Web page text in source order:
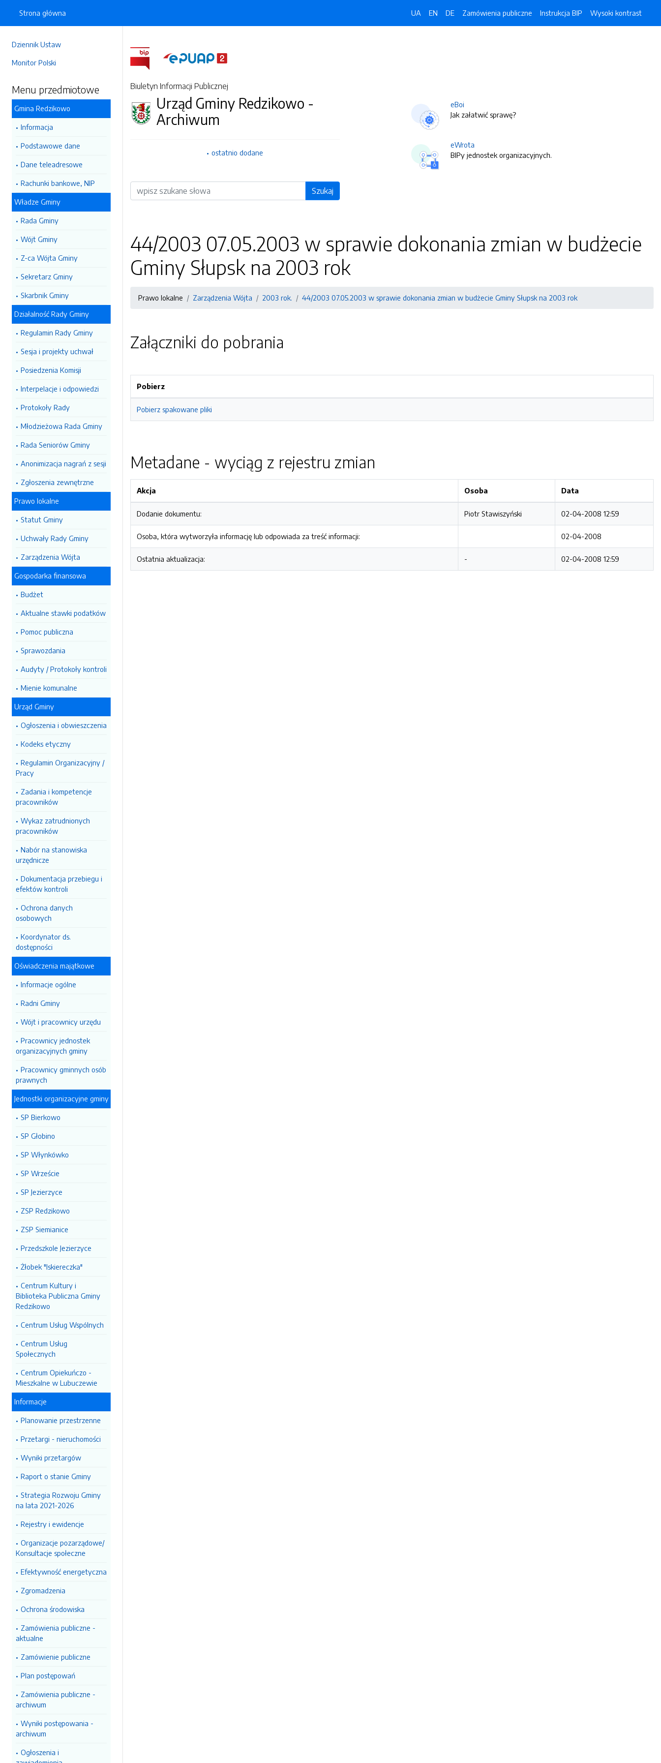
Dziennik Ustaw
Monitor Polski
Menu przedmiotowe
Gmina Redzikowo
Informacja
Podstawowe dane
Dane teleadresowe
Rachunki bankowe, NIP
Władze Gminy
Rada Gminy
Wójt Gminy
Z-ca Wójta Gminy
Sekretarz Gminy
Skarbnik Gminy
Działalność Rady Gminy
Regulamin Rady Gminy
Sesja i projekty uchwał
Posiedzenia Komisji
Interpelacje i odpowiedzi
Protokoły Rady
Młodzieżowa Rada Gminy
Rada Seniorów Gminy
Anonimizacja nagrań z sesji
Zgłoszenia zewnętrzne
Prawo lokalne
Statut Gminy
Uchwały Rady Gminy
Zarządzenia Wójta
Gospodarka finansowa
Budżet
Aktualne stawki podatków
Pomoc publiczna
Sprawozdania
Audyty / Protokoły kontroli
Mienie komunalne
Urząd Gminy
Ogłoszenia i obwieszczenia
Kodeks etyczny
Regulamin Organizacyjny /
Pracy
Zadania i kompetencje
pracowników
Wykaz zatrudnionych
pracowników
Nabór na stanowiska
urzędnicze
Dokumentacja przebiegu i
efektów kontroli
Ochrona danych
osobowych
Koordynator ds.
dostępności
Oświadczenia majątkowe
Informacje ogólne
Radni Gminy
Wójt i pracownicy urzędu
Pracownicy jednostek
organizacyjnych gminy
Pracownicy gminnych osób
prawnych
Jednostki organizacyjne gminy
SP Bierkowo
SP Głobino
SP Włynkówko
SP Wrzeście
SP Jezierzyce
ZSP Redzikowo
ZSP Siemianice
Przedszkole Jezierzyce
Żłobek "Iskiereczka"
Centrum Kultury i
Biblioteka Publiczna Gminy
Redzikowo
Centrum Usług Wspólnych
Centrum Usług
Społecznych
Centrum Opiekuńczo -
Mieszkalne w Lubuczewie
Informacje
Planowanie przestrzenne
Przetargi - nieruchomości
Wyniki przetargów
Raport o stanie Gminy
Strategia Rozwoju Gminy
na lata 2021-2026
Rejestry i ewidencje
Organizacje pozarządowe/
Konsultacje społeczne
Efektywność energetyczna
Zgromadzenia
Ochrona środowiska
Zamówienia publiczne -
aktualne
Zamówienie publiczne
Plan postępowań
Zamówienia publiczne -
archiwum
Wyniki postępowania -
archiwum
Ogłoszenia i
Strona główna UA EN DE Zamówienia publiczne Instrukcja BIP Wysoki kontrast
Biuletyn Informacji Publicznej
Urząd Gminy Redzikowo -
Archiwum
ostatnio dodane
Wyszukiwarka Szukaj
eBoi
Jak załatwić sprawę?
eWrota
BIPy jednostek organizacyjnych.
44/2003 07.05.2003 w sprawie dokonania zmian w budżecie
Gminy Słupsk na 2003 rok
Prawo lokalne Zarządzenia Wójta 2003 rok. 44/2003 07.05.2003 w sprawie dokonania zmian w budżecie Gminy Słupsk na 2003 rok
Załączniki do pobrania
Pobierz
Pobierz spakowane pliki
Metadane - wyciąg z rejestru zmian
Akcja Osoba Data
Dodanie dokumentu: Piotr Stawiszyński 02-04-2008 12:59
Osoba, która wytworzyła informację lub odpowiada za treść informacji: 02-04-2008
Ostatnia aktualizacja: - 02-04-2008 12:59